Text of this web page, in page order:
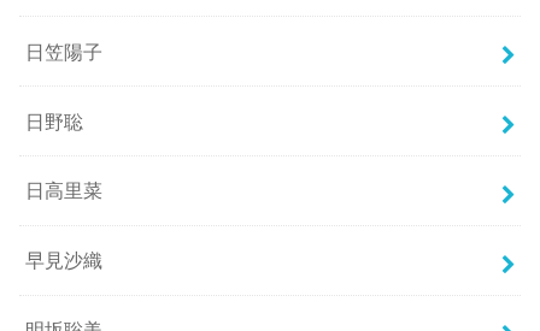
日笠陽子
日野聡
日高里菜
早見沙織